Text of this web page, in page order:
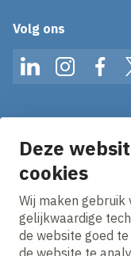
Deze
cookies
Wij maken gebruik
gelijkwaardige
de website goed
de website te
Volg ons
LinkedInInstagram
Ontvang onze
E-mailadres
Ik ga akkoord